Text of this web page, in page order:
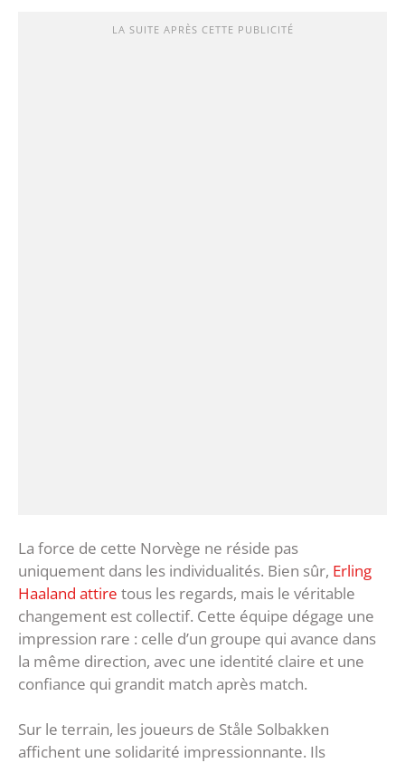
LA SUITE APRÈS CETTE PUBLICITÉ
La force de cette Norvège ne réside pas
uniquement dans les individualités. Bien sûr, Erling
Haaland attire tous les regards, mais le véritable
changement est collectif. Cette équipe dégage une
impression rare : celle d’un groupe qui avance dans
la même direction, avec une identité claire et une
confiance qui grandit match après match.
Sur le terrain, les joueurs de Ståle Solbakken
affichent une solidarité impressionnante. Ils